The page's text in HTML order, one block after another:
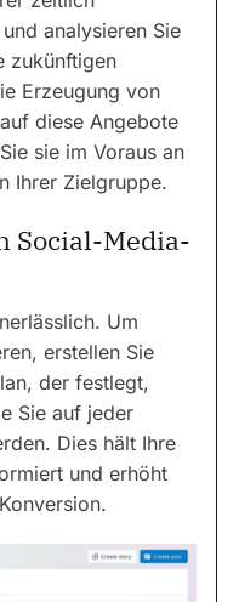
analysieren Sie
zukünftigen
Erzeugung von
diese Angebote
sie im Voraus an
Ihrer Zielgruppe.
Social-Media-
Um
erstellen Sie
der festlegt,
Sie auf jeder
Dies hält Ihre
und erhöht